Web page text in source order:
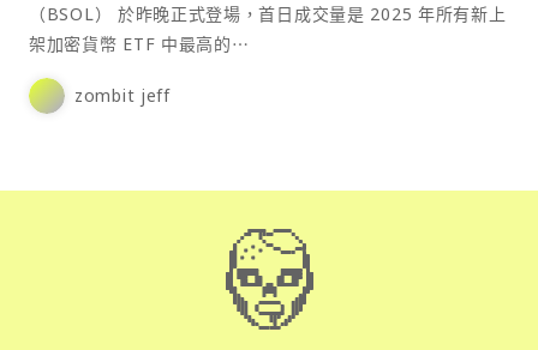
（BSOL） 於昨晚正式登場，首日成交量是 2025 年所有新上
架加密貨幣 ETF 中最高的⋯
zombit jeff